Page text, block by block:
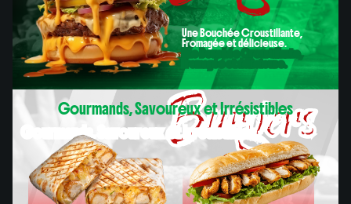
Burgers
Une Bouchée Croustillante,
Fromagée et délicieuse.
Une Bouchée Croustillante,
Fromagée et délicieuse.
Gourmands, Savoureux et Irrésistibles
Gourmands, Savoureux et Irrésistibles